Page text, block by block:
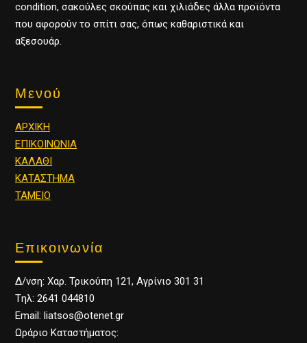
condition, σακούλες σκούπας και χιλιάδες άλλα προϊόντα
που αφορούν το σπίτι σας, όπως καθαριστικά και
αξεσουάρ.
Μενού
ΑΡΧΙΚΗ
ΕΠΙΚΟΙΝΩΝΙΑ
ΚΑΛΑΘΙ
ΚΑΤΑΣΤΗΜΑ
ΤΑΜΕΙΟ
Επικοινωνία
Δ/νση: Χαρ. Τρικούπη 121, Αγρίνιο 301 31
Tηλ: 2641 044810
Email: liatsos@otenet.gr
Ωράριο Καταστήματος: